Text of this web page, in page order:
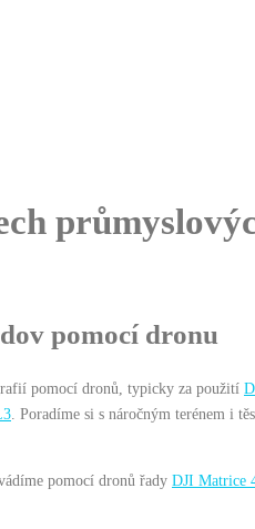
pomocí dronu
pomocí dronů, typicky za použití
. Poradíme si s náročným terénem i
pomocí dronů řady DJI Matrice